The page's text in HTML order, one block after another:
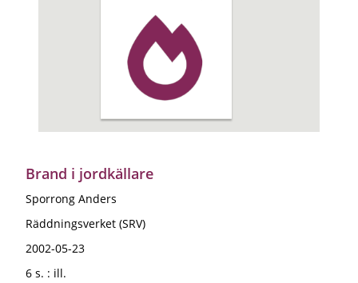
Brand i jordkällare
Sporrong Anders
Räddningsverket (SRV)
2002-05-23
6 s. : ill.